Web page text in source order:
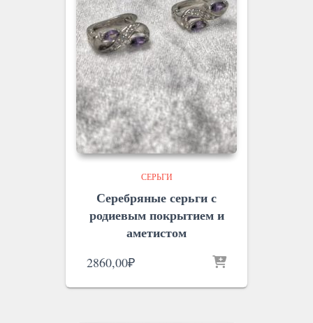
СЕРЬГИ
Серебряные серьги с
родиевым покрытием и
аметистом
2860,00₽